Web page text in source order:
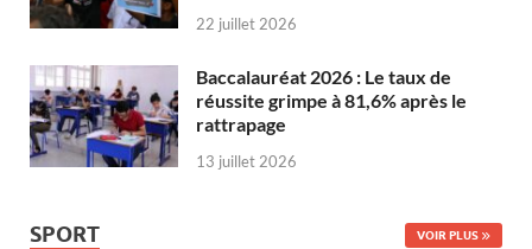
22 juillet 2026
Baccalauréat 2026 : Le taux de
réussite grimpe à 81,6% après le
rattrapage
13 juillet 2026
SPORT VOIR PLUS